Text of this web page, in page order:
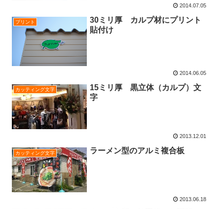
2014.07.05
プリント
30ミリ厚 カルプ材にプリント
貼付け
2014.06.05
カッティング文字
15ミリ厚 黒立体（カルプ）文
字
2013.12.01
カッティング文字 ラーメン型のアルミ複合板
2013.06.18